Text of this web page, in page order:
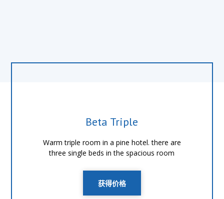
Beta Triple
Warm triple room in a pine hotel. there are
three single beds in the spacious room
获得价格